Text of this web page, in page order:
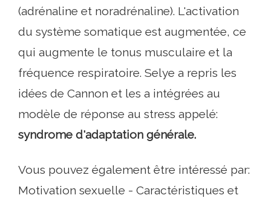
(adrénaline et noradrénaline). L'activation
du système somatique est augmentée, ce
qui augmente le tonus musculaire et la
fréquence respiratoire. Selye a repris les
idées de Cannon et les a intégrées au
modèle de réponse au stress appelé:
syndrome d'adaptation générale.
Vous pouvez également être intéressé par:
Motivation sexuelle - Caractéristiques et